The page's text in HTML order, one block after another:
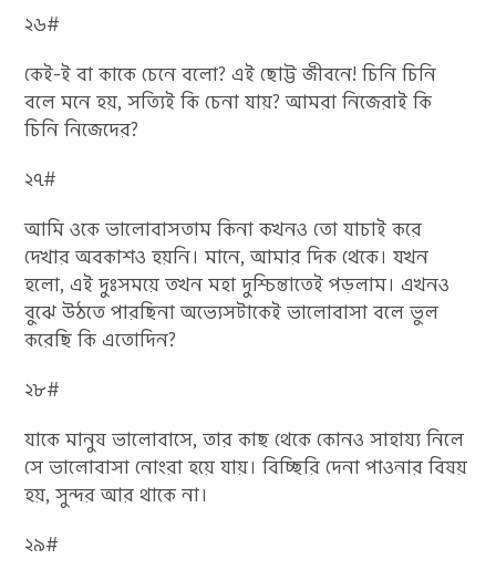
২৬#
কেই-ই বা কাকে চেনে বলো? এই ছোট্ট জীবনে! চিনি চিনি
বলে মনে হয়, সত্যিই কি চেনা যায়? আমরা নিজেরাই কি
চিনি নিজেদের?
২৭#
আমি ওকে ভালোবাসতাম কিনা কখনও তো যাচাই করে
দেখার অবকাশও হয়নি। মানে, আমার দিক থেকে। যখন
হলো, এই দুঃসময়ে তখন মহা দুশ্চিন্তাতেই পড়লাম। এখনও
বুঝে উঠতে পারছিনা অভ্যেসটাকেই ভালোবাসা বলে ভুল
করেছি কি এতোদিন?
২৮#
যাকে মানুষ ভালোবাসে, তার কাছ থেকে কোনও সাহায্য নিলে
সে ভালোবাসা নোংরা হয়ে যায়। বিচ্ছিরি দেনা পাওনার বিষয়
হয়, সুন্দর আর থাকে না।
২৯#